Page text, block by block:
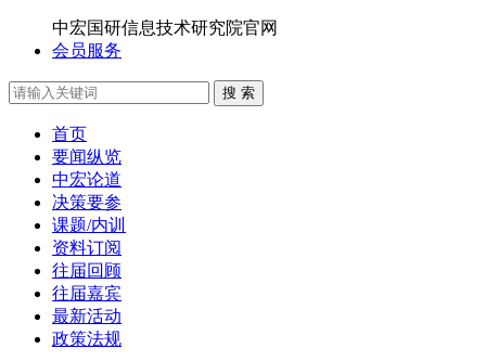
中宏国研信息技术研究院官网
会员服务
搜 索
首页
要闻纵览
中宏论道
决策要参
课题/内训
资料订阅
往届回顾
往届嘉宾
最新活动
政策法规